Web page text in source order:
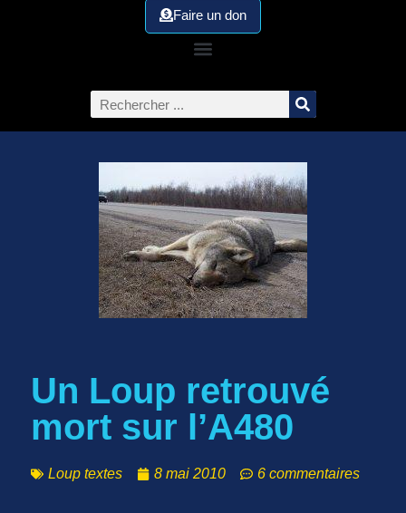
Faire un don
Un Loup retrouvé
mort sur l’A480
Loup textes 8 mai 2010 6 commentaires